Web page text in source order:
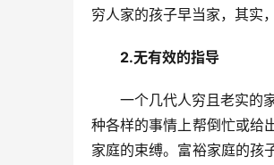
穷人家的孩子早当家，其实
2.无有效的指导
一个几代人穷且老实的
种各样的事情上帮倒忙或给
家庭的束缚。富裕家庭的孩